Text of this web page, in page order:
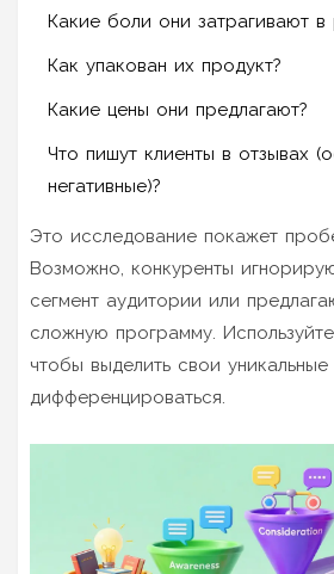
Какие боли они затрагивают в
Как упакован их продукт?
Какие цены они предлагают?
Что пишут клиенты в отзывах
негативные)?
Это исследование покажет
Возможно, конкуренты
сегмент аудитории или
сложную программу.
чтобы выделить свои
дифференцироваться.